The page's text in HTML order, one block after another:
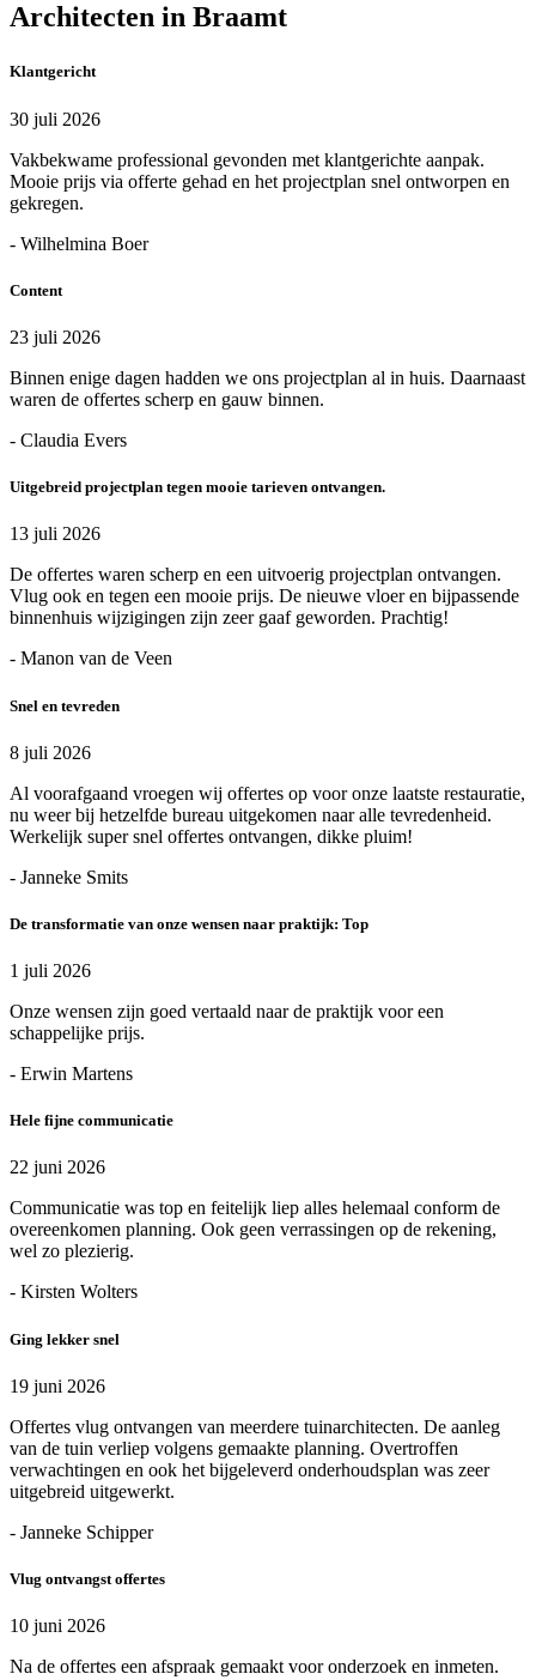
Architecten in Braamt
Klantgericht
30 juli 2026
Vakbekwame professional gevonden met klantgerichte aanpak.
Mooie prijs via offerte gehad en het projectplan snel ontworpen en
gekregen.
- Wilhelmina Boer
Content
23 juli 2026
Binnen enige dagen hadden we ons projectplan al in huis. Daarnaast
waren de offertes scherp en gauw binnen.
- Claudia Evers
Uitgebreid projectplan tegen mooie tarieven ontvangen.
13 juli 2026
De offertes waren scherp en een uitvoerig projectplan ontvangen.
Vlug ook en tegen een mooie prijs. De nieuwe vloer en bijpassende
binnenhuis wijzigingen zijn zeer gaaf geworden. Prachtig!
- Manon van de Veen
Snel en tevreden
8 juli 2026
Al voorafgaand vroegen wij offertes op voor onze laatste restauratie,
nu weer bij hetzelfde bureau uitgekomen naar alle tevredenheid.
Werkelijk super snel offertes ontvangen, dikke pluim!
- Janneke Smits
De transformatie van onze wensen naar praktijk: Top
1 juli 2026
Onze wensen zijn goed vertaald naar de praktijk voor een
schappelijke prijs.
- Erwin Martens
Hele fijne communicatie
22 juni 2026
Communicatie was top en feitelijk liep alles helemaal conform de
overeenkomen planning. Ook geen verrassingen op de rekening,
wel zo plezierig.
- Kirsten Wolters
Ging lekker snel
19 juni 2026
Offertes vlug ontvangen van meerdere tuinarchitecten. De aanleg
van de tuin verliep volgens gemaakte planning. Overtroffen
verwachtingen en ook het bijgeleverd onderhoudsplan was zeer
uitgebreid uitgewerkt.
- Janneke Schipper
Vlug ontvangst offertes
10 juni 2026
Na de offertes een afspraak gemaakt voor onderzoek en inmeten.